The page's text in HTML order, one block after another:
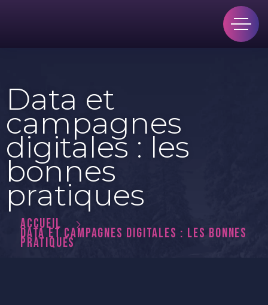
Data et
campagnes
digitales : les
bonnes
pratiques
ACCUEIL
DATA ET CAMPAGNES DIGITALES : LES BONNES
PRATIQUES